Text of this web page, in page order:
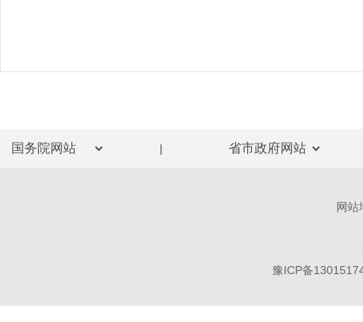
|
网站
豫ICP备